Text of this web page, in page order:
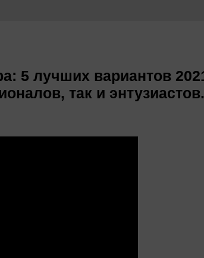
5 лучших вариантов
так и энтузиастов.